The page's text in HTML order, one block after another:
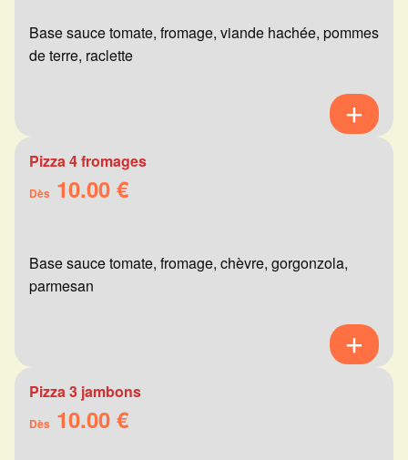
Base sauce tomate, fromage, viande hachée, pommes
de terre, raclette
Pizza 4 fromages
Dès 10.00 €
Base sauce tomate, fromage, chèvre, gorgonzola,
parmesan
Pizza 3 jambons
Dès 10.00 €